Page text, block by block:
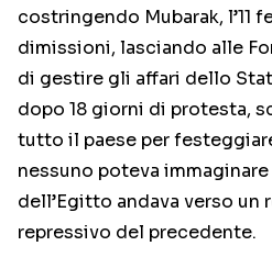
costringendo Mubarak, l’11
dimissioni, lasciando alle
di gestire gli affari dello
dopo 18 giorni di protesta,
tutto il paese per
nessuno poteva
dell’Egitto andava verso un
repressivo del precedente.